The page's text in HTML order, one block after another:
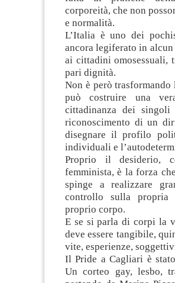
corporeità, che non
e normalità.
L’Italia è uno dei
ancora legiferato in
ai cittadini omosessuali,
pari dignità.
Non è però
può costruire una
cittadinanza dei
riconoscimento di un
disegnare il profilo
individuali e
Proprio il desiderio,
femminista, è la forza
spinge a realizzare
controllo sulla propria
proprio corpo.
E se si parla di corpi la
deve essere tangibile,
vite, esperienze,
Il Pride a Cagliari è
Un corteo gay, lesbo,